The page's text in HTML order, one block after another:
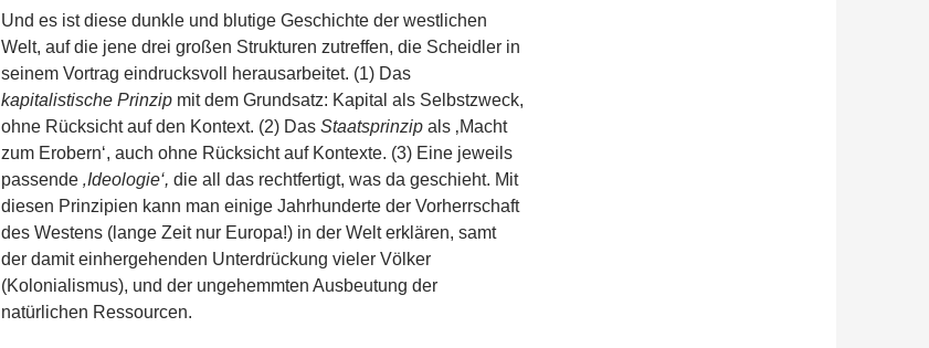
Und es ist diese dunkle und blutige Geschichte der westlichen
Welt, auf die jene drei großen Strukturen zutreffen, die Scheidler in
seinem Vortrag eindrucksvoll herausarbeitet. (1) Das
kapitalistische Prinzip mit dem Grundsatz: Kapital als Selbstzweck,
ohne Rücksicht auf den Kontext. (2) Das Staatsprinzip als ‚Macht
zum Erobern‘, auch ohne Rücksicht auf Kontexte. (3) Eine jeweils
passende ‚Ideologie‘, die all das rechtfertigt, was da geschieht. Mit
diesen Prinzipien kann man einige Jahrhunderte der Vorherrschaft
des Westens (lange Zeit nur Europa!) in der Welt erklären, samt
der damit einhergehenden Unterdrückung vieler Völker
(Kolonialismus), und der ungehemmten Ausbeutung der
natürlichen Ressourcen.